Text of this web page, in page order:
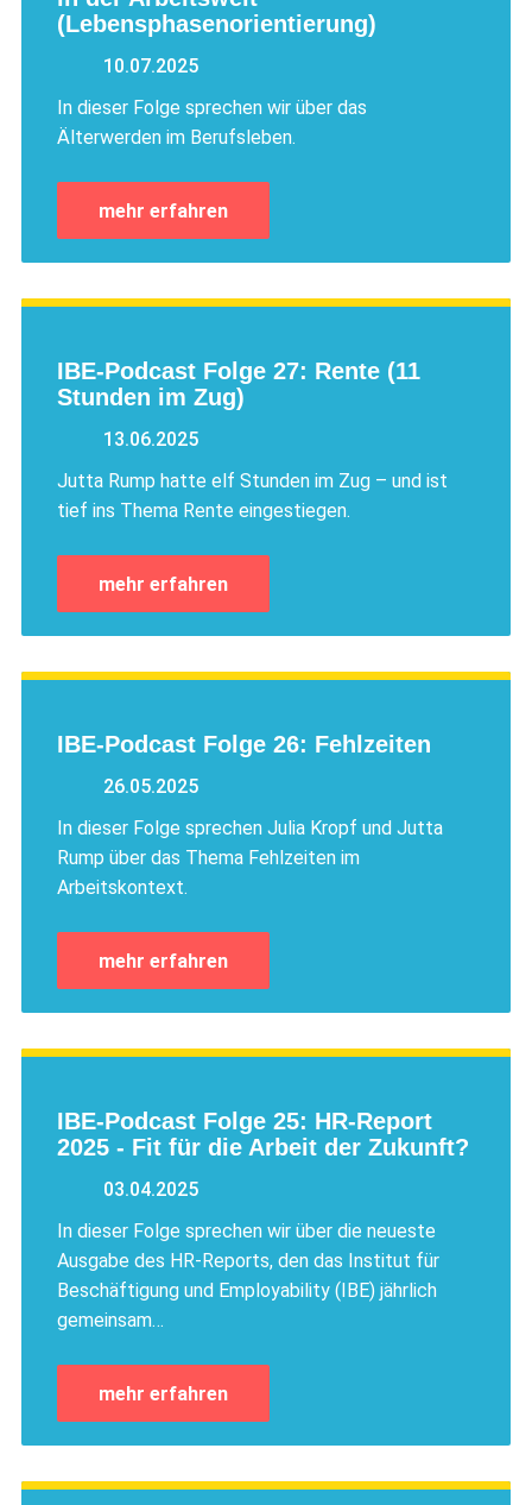
(Lebensphasenorientierung)
10.07.2025
In dieser Folge sprechen wir über das
Älterwerden im Berufsleben.
mehr erfahren
IBE-Podcast Folge 27: Rente (11
Stunden im Zug)
13.06.2025
Jutta Rump hatte elf Stunden im Zug – und ist
tief ins Thema Rente eingestiegen.
mehr erfahren
IBE-Podcast Folge 26: Fehlzeiten
26.05.2025
In dieser Folge sprechen Julia Kropf und Jutta
Rump über das Thema Fehlzeiten im
Arbeitskontext.
mehr erfahren
IBE-Podcast Folge 25: HR-Report
2025 - Fit für die Arbeit der Zukunft?
03.04.2025
In dieser Folge sprechen wir über die neueste
Ausgabe des HR-Reports, den das Institut für
Beschäftigung und Employability (IBE) jährlich
gemeinsam…
mehr erfahren